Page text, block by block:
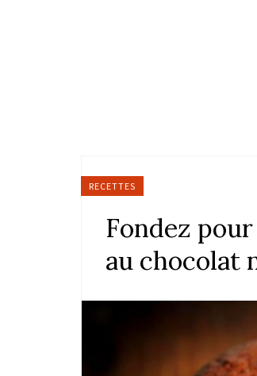
RECETTES
Fondez
au chocolat